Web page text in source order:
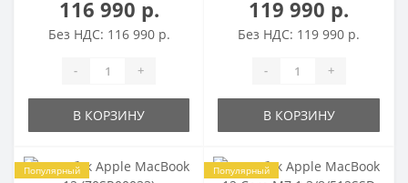
116 990 р.
Без НДС: 116 990 р.
- +
В КОРЗИНУ
119 990 р.
Без НДС: 119 990 р.
- +
В КОРЗИНУ
Популярный Популярный